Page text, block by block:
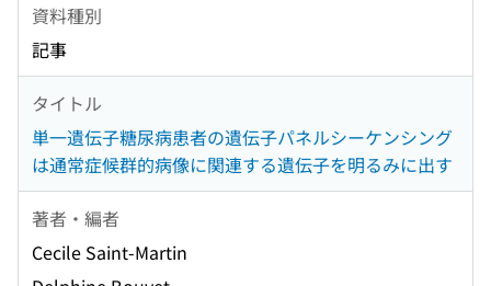
資料種別
記事
タイトル
単一遺伝子糖尿病患者の遺伝子パネルシーケンシング
は通常症候群的病像に関連する遺伝子を明るみに出す
著者・編者
Cecile Saint-Martin